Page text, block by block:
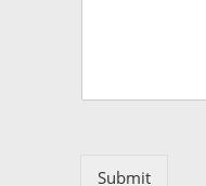
Submit